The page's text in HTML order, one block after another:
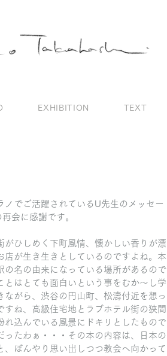
EXHIBITION TEXT
でご活躍されているU先生のメッセー
会に感謝です。
ひしめく下町風情、懐かしい香りが漂
が生き生きとしているのですよね。本
の名の由来になっている場所があるので
はとても面白いという事をむか～し学
がら、渋谷の円山町、松濤付近を想っ
ね、高級住宅地とラブホテル街の狭間
れ込んでいる風景にドキリとしたもので
たわぁ・・・その本の内容は、日本の
ぼんやり思い出しつつ教会へ向かって